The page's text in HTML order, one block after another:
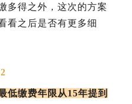
多得之外，这次的方案
看之后是否有更多细
低缴费年限从15年提到